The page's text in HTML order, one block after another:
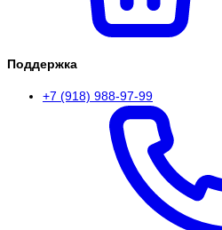
Поддержка
+7 (918) 988-97-99